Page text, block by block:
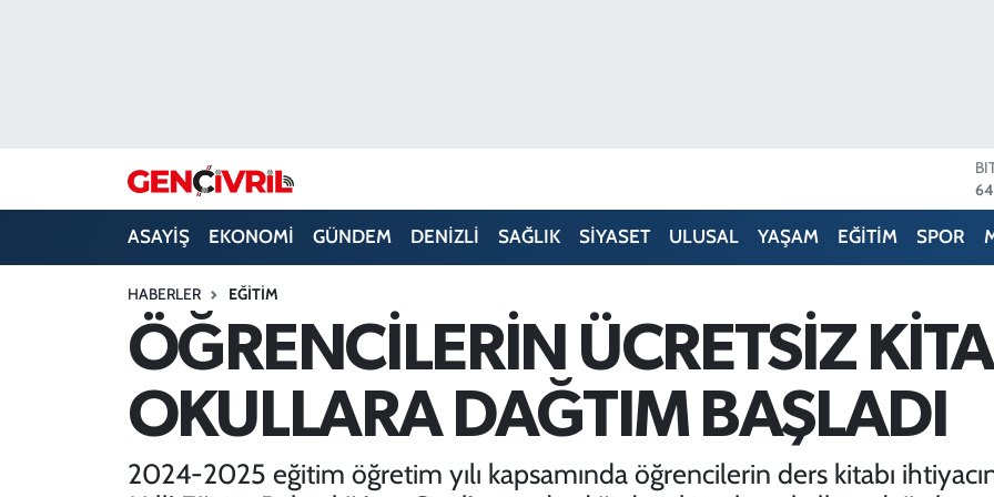
ASAYİŞ EKONOMİ GÜNDEM DENİZLİ SAĞLIK SİYASET ULUSAL YAŞAM EĞİTİM SPOR
HABERLER EĞİTİM
ÖĞRENCİLERİN ÜCRETSİZ
OKULLARA DAĞTIM BAŞLADI
2024-2025 eğitim öğretim yılı kapsamında öğrencilerin ders kitabı
ULUSAL
SİYASET
Süper Lig Puan Durumu ve Fikstür
Son Dakika Haberleri
Haber Arşivi